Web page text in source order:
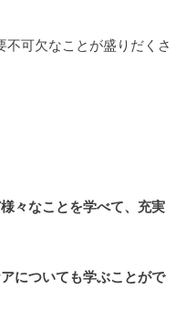
可欠なことが盛りだくさ
々なことを学べて、充実
についても学ぶことがで